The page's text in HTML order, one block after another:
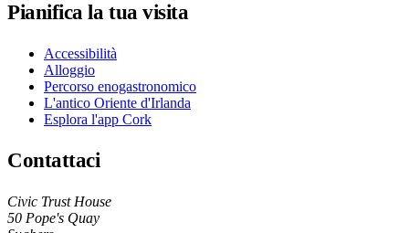
Pianifica la tua visita
Accessibilità
Alloggio
Percorso enogastronomico
L'antico Oriente d'Irlanda
Esplora l'app Cork
Contattaci
Civic Trust House
50 Pope's Quay